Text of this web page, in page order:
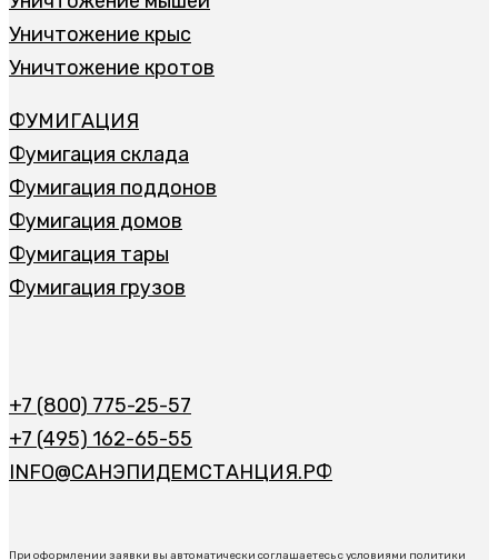
Уничтожение крыс
Уничтожение кротов
ФУМИГАЦИЯ
Фумигация склада
Фумигация поддонов
Фумигация домов
Фумигация тары
Фумигация грузов
+7 (800) 775-25-57
+7 (495) 162-65-55
INFO@САНЭПИДЕМСТАНЦИЯ.РФ
При оформлении заявки вы автоматически соглашаетесь с условиями политики